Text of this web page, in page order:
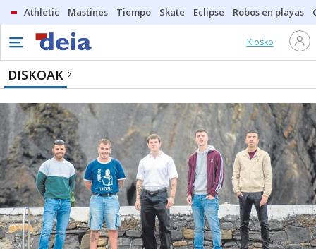
Athletic Mastines Tiempo Skate Eclipse Robos en playas
Kiosko
DISKOAK